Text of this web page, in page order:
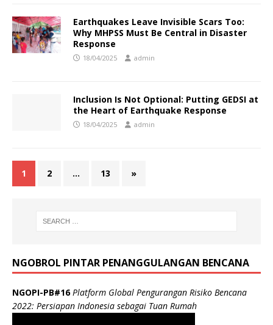
Earthquakes Leave Invisible Scars Too:
Why MHPSS Must Be Central in Disaster
Response
18/04/2025 admin
Inclusion Is Not Optional: Putting GEDSI at
the Heart of Earthquake Response
18/04/2025 admin
1 2 … 13 »
NGOBROL PINTAR PENANGGULANGAN BENCANA
NGOPI-PB#16 Platform Global Pengurangan Risiko Bencana
2022: Persiapan Indonesia sebagai Tuan Rumah